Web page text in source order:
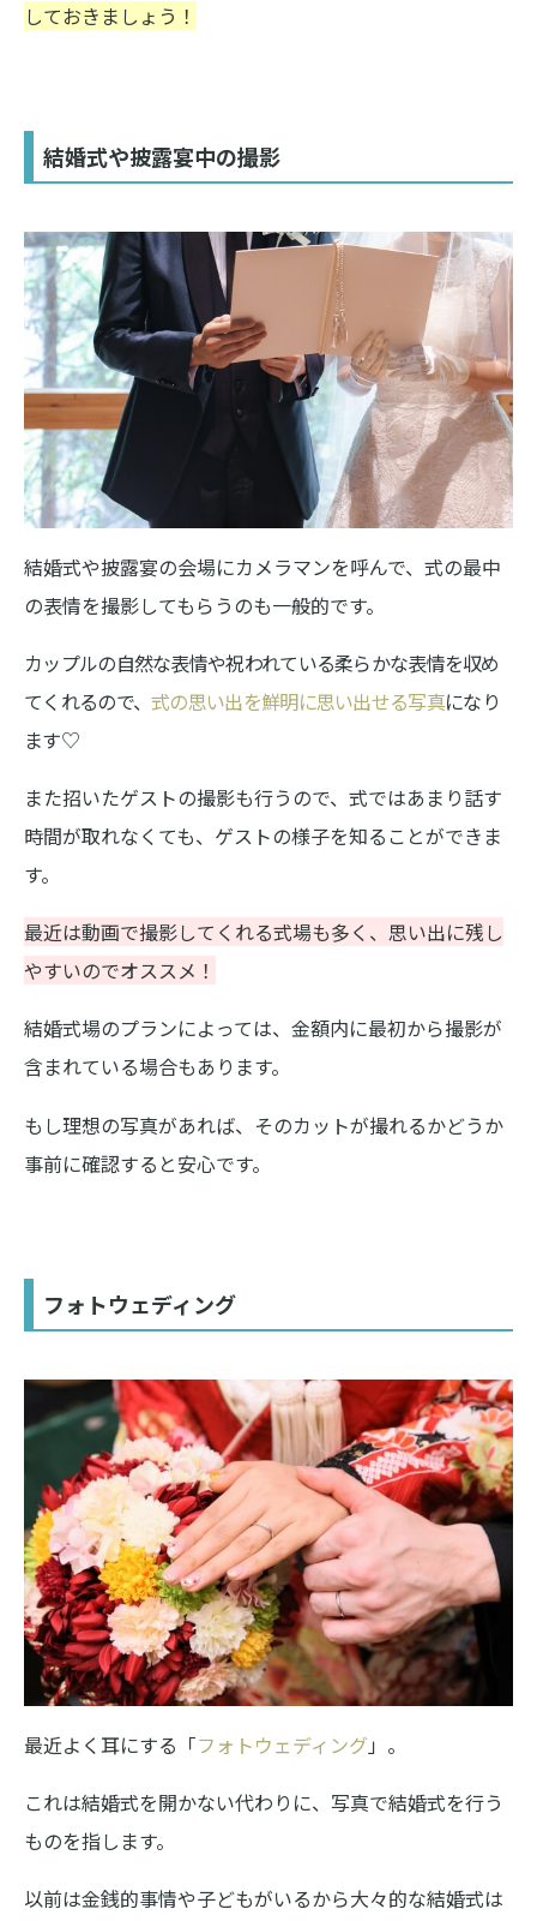
しておきましょう！
結婚式や披露宴中の撮影
結婚式や披露宴の会場にカメラマンを呼んで、式の最中
の表情を撮影してもらうのも一般的です。
カップルの自然な表情や祝われている柔らかな表情を収め
てくれるので、式の思い出を鮮明に思い出せる写真になり
ます♡
また招いたゲストの撮影も行うので、式ではあまり話す
時間が取れなくても、ゲストの様子を知ることができま
す。
最近は動画で撮影してくれる式場も多く、思い出に残し
やすいのでオススメ！
結婚式場のプランによっては、金額内に最初から撮影が
含まれている場合もあります。
もし理想の写真があれば、そのカットが撮れるかどうか
事前に確認すると安心です。
フォトウェディング
最近よく耳にする「フォトウェディング 」。
これは結婚式を開かない代わりに、写真で結婚式を行う
ものを指します。
以前は金銭的事情や子どもがいるから大々的な結婚式は